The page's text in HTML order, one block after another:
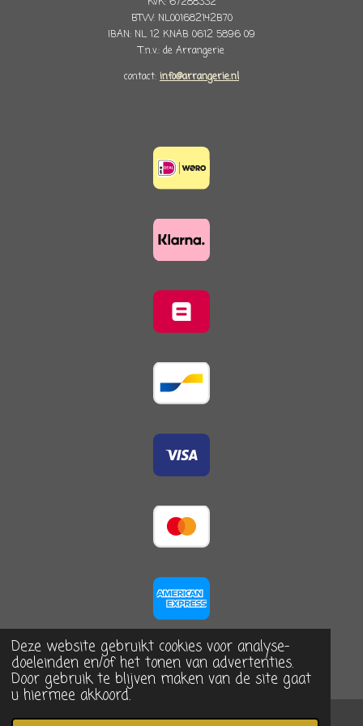
Deze website gebruikt cookies voor analyse-
doeleinden en/of het tonen van advertenties.
Door gebruik te blijven maken van de site gaat
u hiermee akkoord.
BTW: NL001682142B70
IBAN: NL 12 KNAB 0612 5896 09
T.n.v.: de Arrangerie
contact: info@arrangerie.nl
© 2023 - 2026 De Arrangerie, home & more
Powered byJouwWeb